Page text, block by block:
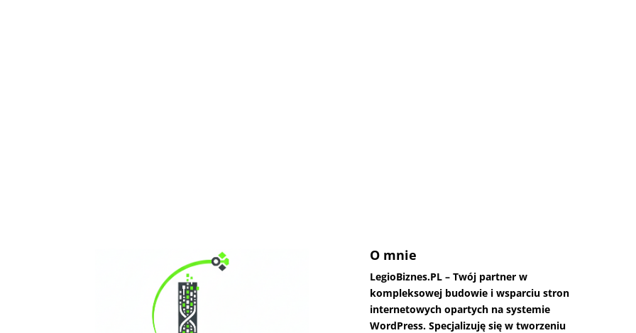
O mnie
LegioBiznes.PL – Twój partner w
kompleksowej budowie i wsparciu stron
internetowych opartych na systemie
WordPress. Specjalizuję się w tworzeniu